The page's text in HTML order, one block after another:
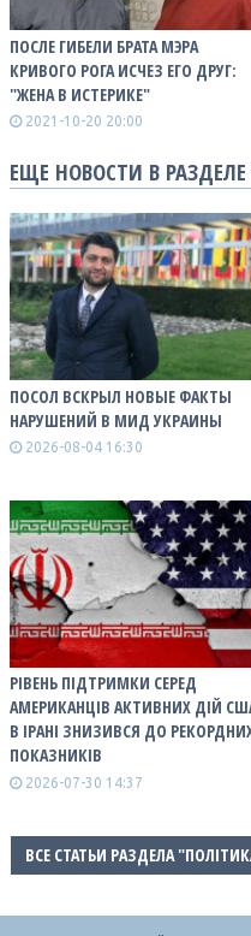
ПОСЛЕ ГИБЕЛИ БРАТА МЭРА
КРИВОГО РОГА ИСЧЕЗ ЕГО ДРУГ:
"ЖЕНА В ИСТЕРИКЕ"
2021-10-20 20:00
ЕЩЕ НОВОСТИ В
ПОСОЛ ВСКРЫЛ НОВЫЕ ФАКТЫ
НАРУШЕНИЙ В МИД УКРАИНЫ
2026-08-04 16:30
РІВЕНЬ ПІДТРИМКИ СЕРЕД
АМЕРИКАНЦІВ АКТИВНИХ ДІЙ
В ІРАНІ ЗНИЗИВСЯ ДО
ПОКАЗНИКІВ
2026-07-30 14:37
ВСЕ СТАТЬИ РАЗДЕЛА